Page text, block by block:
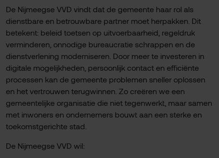
De Nijmeegse VVD vindt dat de gemeente haar rol als
dienstbare en betrouwbare partner moet herpakken. Dit
betekent: beleid toetsen op uitvoerbaarheid, regeldruk
verminderen, onnodige bureaucratie schrappen en de
dienstverlening moderniseren. Door meer te investeren in
digitale mogelijkheden, persoonlijk contact en efficiënte
processen kan de gemeente problemen sneller oplossen
en het vertrouwen terugwinnen. Zo creëren we een
gemeentelijke organisatie die niet tegenwerkt, maar samen
met inwoners en ondernemers bouwt aan een sterke en
toekomstgerichte stad.
De Nijmeegse VVD wil: